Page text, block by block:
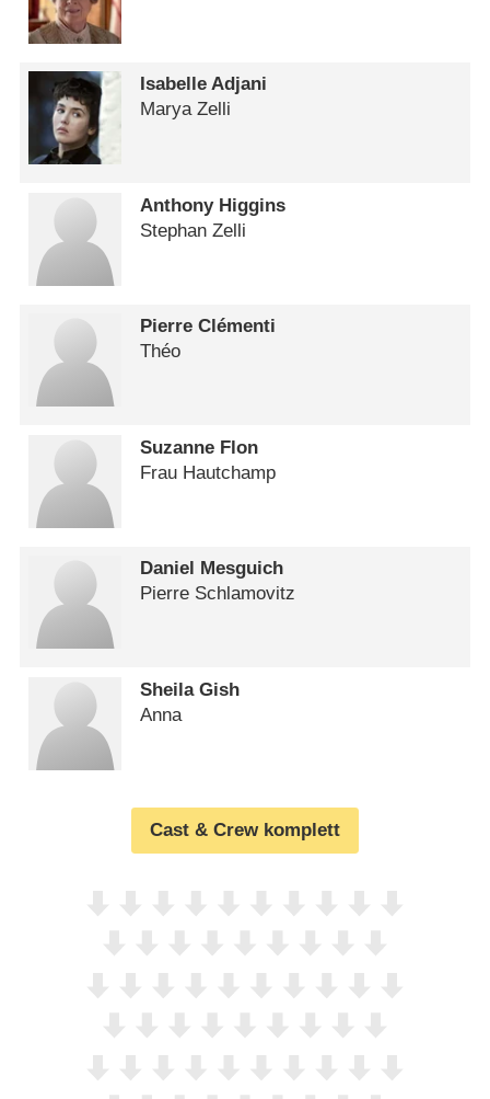
Isabelle Adjani
Marya Zelli
Anthony Higgins
Stephan Zelli
Pierre Clémenti
Théo
Suzanne Flon
Frau Hautchamp
Daniel Mesguich
Pierre Schlamovitz
Sheila Gish
Anna
Cast & Crew komplett